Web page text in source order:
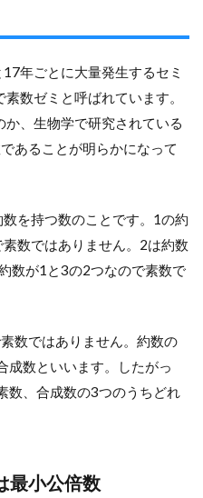
年ごとに大量発生するセミ
数ゼミと呼ばれています。
、生物学で研究されている
あることが明らかになって
を持つ数のことです。1の約
数ではありません。2は約数
数が1と3の2つなので素数で
数ではありません。約数の
成数といいます。したがっ
数、合成数の3つのうちどれ
最小公倍数